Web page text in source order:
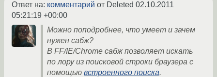
Ответ на: комментарий от Deleted 02.10.2011
05:21:19 +00:00
Можно поподробнее, что умеет и зачем
нужен сабж?
В FF/IE/Chrome сабж позволяет искать
по лору из поисковой строки браузера с
помощью встроенного поиска.